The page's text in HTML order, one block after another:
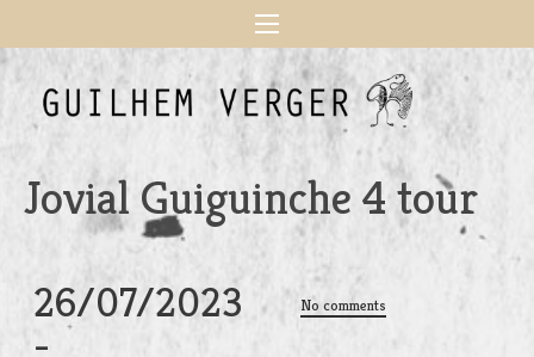
Jovial Guiguinche 4 tour
26/07/2023
No comments